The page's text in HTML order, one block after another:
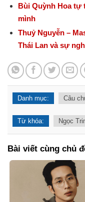
Bùi Quỳnh Hoa tự
mình
Thuỷ Nguyễn –
Thái Lan và sự
Danh mục: Câu
Từ khóa: Ngọc
Bài viết cùng chủ